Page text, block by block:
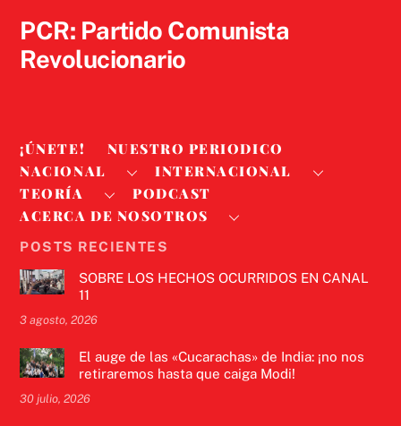
PCR: Partido Comunista
Revolucionario
¡ÚNETE!
NUESTRO PERIODICO
NACIONAL
INTERNACIONAL
TEORÍA
PODCAST
ACERCA DE NOSOTROS
POSTS RECIENTES
SOBRE LOS HECHOS OCURRIDOS EN CANAL
11
3 agosto, 2026
El auge de las «Cucarachas» de India: ¡no nos
retiraremos hasta que caiga Modi!
30 julio, 2026